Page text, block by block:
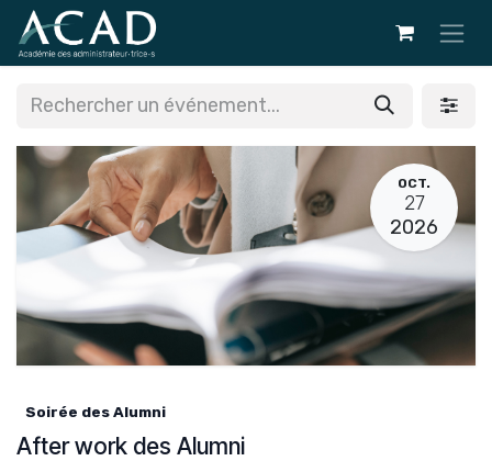
Se rendre au contenu
OCT.
27
2026
Soirée des Alumni
After work des Alumni